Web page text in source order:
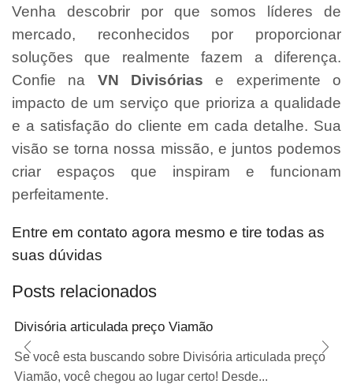
Venha descobrir por que somos líderes de
mercado, reconhecidos por proporcionar
soluções que realmente fazem a diferença.
Confie na VN Divisórias e experimente o
impacto de um serviço que prioriza a qualidade
e a satisfação do cliente em cada detalhe. Sua
visão se torna nossa missão, e juntos podemos
criar espaços que inspiram e funcionam
perfeitamente.
Entre em contato agora mesmo e tire todas as
suas dúvidas
Posts relacionados
Divisória articulada preço Viamão
Se você esta buscando sobre Divisória articulada preço
Viamão, você chegou ao lugar certo! Desde...